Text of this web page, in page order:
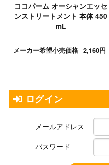
ココパーム オーシャンエッセ
ンストリートメント 本体 450
mL
メーカー希望小売価格 2,160円
ログイン
メールアドレス
パスワード